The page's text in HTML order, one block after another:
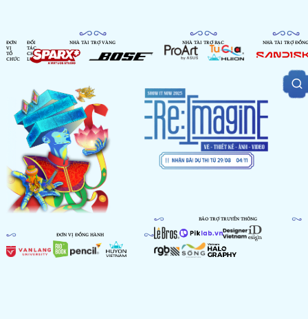
ĐƠN
VỊ
TỔ
CHỨC
ĐỐI
TÁC
CHIẾN
LƯỢC
NHÀ TÀI TRỢ VÀNG NHÀ TÀI TRỢ BẠC NHÀ TÀI TRỢ ĐỒNG
ĐƠN VỊ ĐỒNG HÀNH
BẢO TRỢ TRUYỀN THÔNG